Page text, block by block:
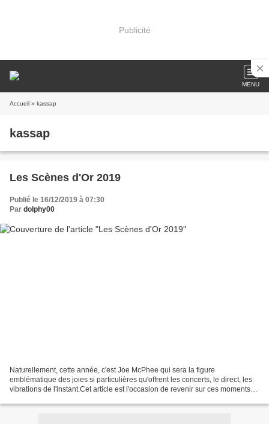
Publicité
MENU
Accueil » kassap
kassap
Les Scènes d'Or 2019
Publié le 16/12/2019 à 07:30
Par dolphy00
Naturellement, cette année, c'est Joe McPhee qui sera la figure
emblématique des joies si particulières qu'offrent les concerts, le direct, les
vibrations de l'instant.Cet article est l'occasion de revenir sur ces moments